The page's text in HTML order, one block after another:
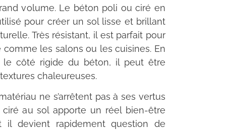
volume. Le béton poli ou ciré en
pour créer un sol lisse et brillant
Très résistant, il est parfait pour
les salons ou les cuisines. En
le côté rigide du béton, il peut être
chaleureuses.
ne s’arrêtent pas à ses vertus
au sol apporte un réel bien-être
il devient rapidement question de